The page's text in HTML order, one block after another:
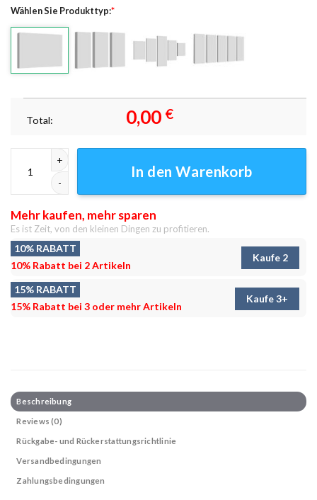
Wählen Sie Produkttyp:*
Total: 0,00 €
In den Warenkorb
Mehr kaufen, mehr sparen
Es ist Zeit, von den kleinen Dingen zu profitieren.
10% RABATT
10% Rabatt bei 2 Artikeln
Kaufe 2
15% RABATT
15% Rabatt bei 3 oder mehr Artikeln
Kaufe 3+
Beschreibung
Reviews (0)
Rückgabe- und Rückerstattungsrichtlinie
Versandbedingungen
Zahlungsbedingungen